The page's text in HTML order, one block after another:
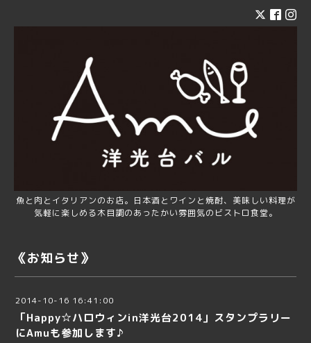
魚と肉とイタリアンのお店。日本酒とワインと焼酎、美味しい料理が
気軽に楽しめる木目調のあったかい雰囲気のビストロ食堂。
《お知らせ》
2014-10-16 16:41:00
「Happy☆ハロウィンin洋光台2014」スタンプラリー
にAmuも参加します♪